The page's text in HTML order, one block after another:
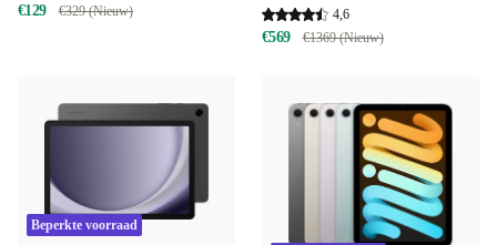
€129 €329 (Nieuw) 4,6
€569 €1369 (Nieuw)
Beperkte voorraad